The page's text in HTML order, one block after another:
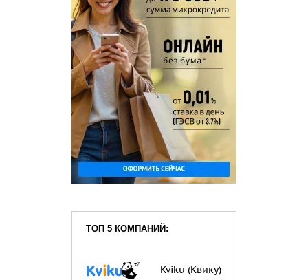
ТОП 5 КОМПАНИЙ:
Kviku (Квику)